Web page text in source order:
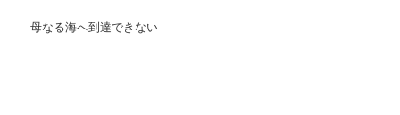
母なる海へ到達できない